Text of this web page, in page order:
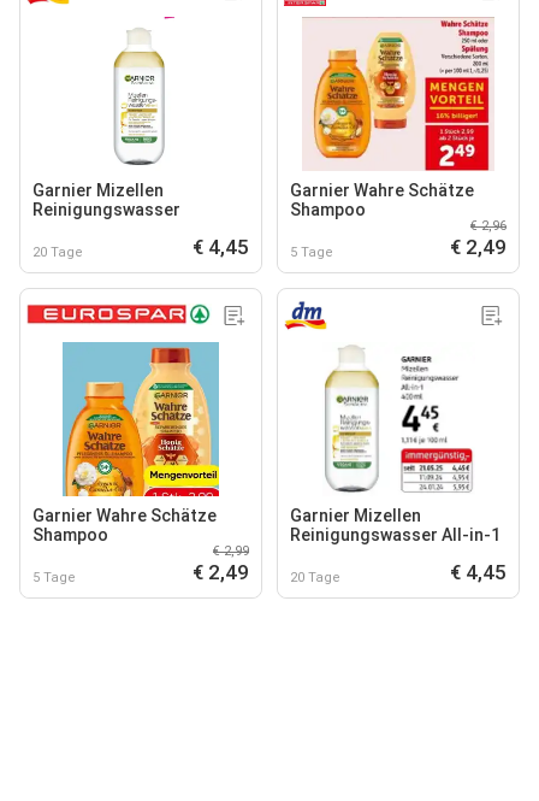
Garnier Mizellen
Reinigungswasser
20 Tage € 4,45
Garnier Wahre Schätze
Shampoo
5 Tage
€ 2,96
€ 2,49
Garnier Wahre Schätze
Shampoo
5 Tage
€ 2,99
€ 2,49
Garnier Mizellen
Reinigungswasser All-in-1
20 Tage € 4,45